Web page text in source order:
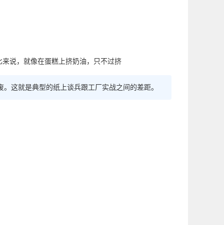
来说，就像在蛋糕上挤奶油，只不过挤
这就是典型的纸上谈兵跟工厂实战之间的差距。